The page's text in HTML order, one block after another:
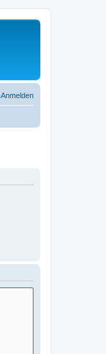
Anmelden